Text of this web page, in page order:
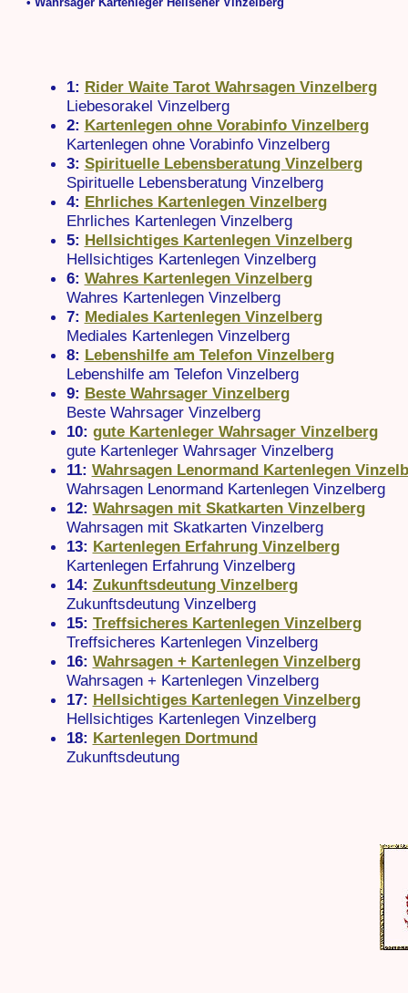
1: Rider Waite Tarot Wahrsagen Vinzelberg
Liebesorakel Vinzelberg
2: Kartenlegen ohne Vorabinfo Vinzelberg
Kartenlegen ohne Vorabinfo Vinzelberg
3: Spirituelle Lebensberatung Vinzelberg
Spirituelle Lebensberatung Vinzelberg
4: Ehrliches Kartenlegen Vinzelberg
Ehrliches Kartenlegen Vinzelberg
5: Hellsichtiges Kartenlegen Vinzelberg
Hellsichtiges Kartenlegen Vinzelberg
6: Wahres Kartenlegen Vinzelberg
Wahres Kartenlegen Vinzelberg
7: Mediales Kartenlegen Vinzelberg
Mediales Kartenlegen Vinzelberg
8: Lebenshilfe am Telefon Vinzelberg
Lebenshilfe am Telefon Vinzelberg
9: Beste Wahrsager Vinzelberg
Beste Wahrsager Vinzelberg
10: gute Kartenleger Wahrsager Vinzelberg
gute Kartenleger Wahrsager Vinzelberg
11: Wahrsagen Lenormand Kartenlegen
Wahrsagen Lenormand Kartenlegen Vinzelberg
12: Wahrsagen mit Skatkarten Vinzelberg
Wahrsagen mit Skatkarten Vinzelberg
13: Kartenlegen Erfahrung Vinzelberg
Kartenlegen Erfahrung Vinzelberg
14: Zukunftsdeutung Vinzelberg
Zukunftsdeutung Vinzelberg
15: Treffsicheres Kartenlegen Vinzelberg
Treffsicheres Kartenlegen Vinzelberg
16: Wahrsagen + Kartenlegen Vinzelberg
Wahrsagen + Kartenlegen Vinzelberg
17: Hellsichtiges Kartenlegen Vinzelberg
Hellsichtiges Kartenlegen Vinzelberg
18: Kartenlegen Dortmund
Zukunftsdeutung